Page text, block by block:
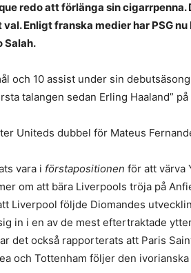
redo att förlänga sin cigarrpenna.
Enligt franska medier har PSG
Salah.
och 10 assist under sin
talangen sedan Erling Haaland” på
Uniteds dubbel för Mateus
vara i förstapositionen för att värva
om att bära Liverpools tröja på
Liverpool följde Diomandes
in i en av de mest eftertraktade
det också rapporterats att Paris
och Tottenham följer den